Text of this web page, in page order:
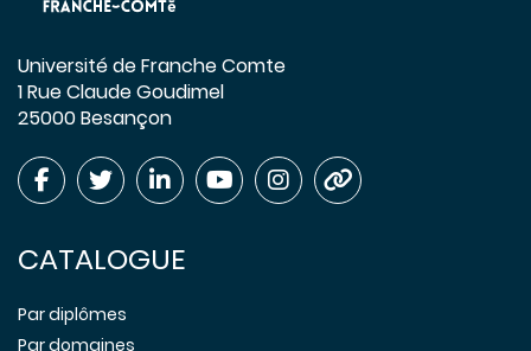
Université de Franche Comte
1 Rue Claude Goudimel
25000 Besançon
CATALOGUE
Par diplômes
Par domaines